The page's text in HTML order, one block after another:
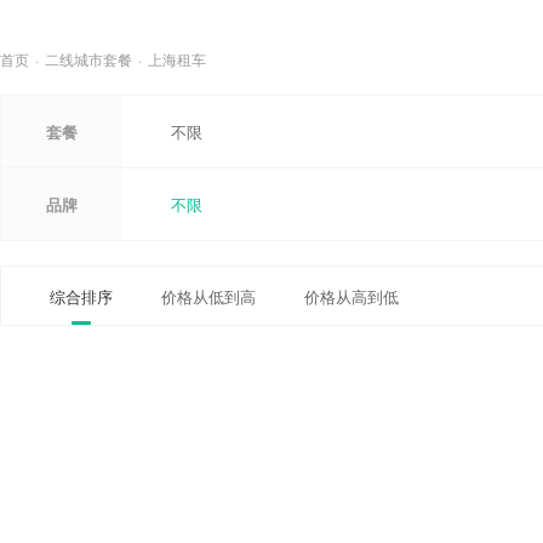
首页 · 二线城市套餐 · 上海租车
套餐 不限
品牌 不限
综合排序 价格从低到高 价格从高到低